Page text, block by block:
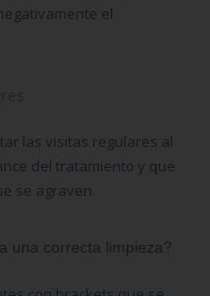
el
las visitas regulares al
del tratamiento y que
se agraven.
una correcta limpieza?